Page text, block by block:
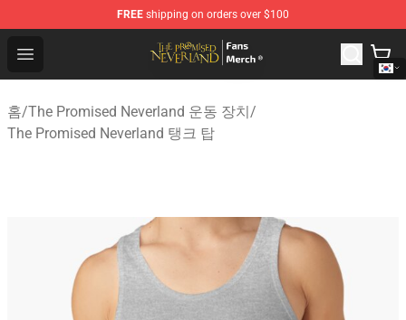
FREE shipping on orders over $100
Open menu
The Promised Neverland Store - Official The Promised
홈/The Promised Neverland 운동 장치/
The Promised Neverland 탱크 탑